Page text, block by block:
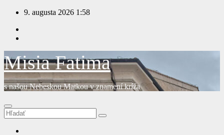
Prejsť
obsah
9. augusta 2026 1:58
Misia Fatima
s našou Nebeskou Matkou v znamení kríža